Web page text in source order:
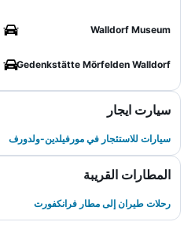
Walldorf Museum
Gedenkstätte Mörfelden Walldorf
سيارت ايجار
سيارات للاستئجار في مورفيلدين-ولدورف
المطارات القريبة
رحلات طيران إلى مطار فرانكفورت